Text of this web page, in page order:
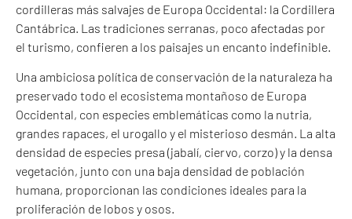
cordilleras más salvajes de Europa Occidental: la Cordillera
Cantábrica. Las tradiciones serranas, poco afectadas por
el turismo, confieren a los paisajes un encanto indefinible.
Una ambiciosa política de conservación de la naturaleza ha
preservado todo el ecosistema montañoso de Europa
Occidental, con especies emblemáticas como la nutria,
grandes rapaces, el urogallo y el misterioso desmán. La alta
densidad de especies presa (jabalí, ciervo, corzo) y la densa
vegetación, junto con una baja densidad de población
humana, proporcionan las condiciones ideales para la
proliferación de lobos y osos.